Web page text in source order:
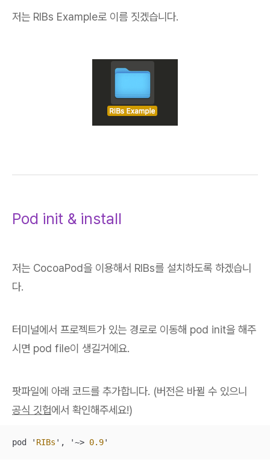
저는 RIBs Example로 이름 짓겠습니다.
Pod init & install
저는 CocoaPod을 이용해서 RIBs를 설치하도록 하겠습니
다.
터미널에서 프로젝트가 있는 경로로 이동해 pod init을 해주
시면 pod file이 생길거에요.
팟파일에 아래 코드를 추가합니다. (버전은 바뀔 수 있으니
공식 깃헙에서 확인해주세요!)
pod ' RIBs ', '~> 0.9'